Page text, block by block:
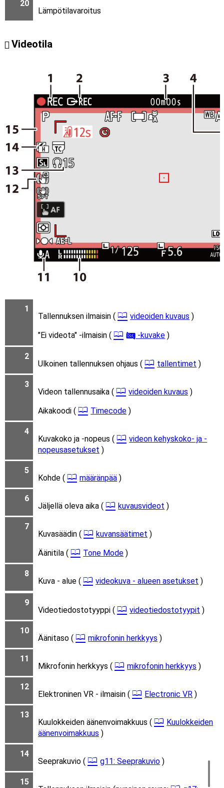
20
Lämpötilavaroitus
Videotila
1
Tallennuksen ilmaisin ( videoiden kuvaus )
"Ei videota" -ilmaisin (
0 -kuvake )
2
Ulkoinen tallennuksen ohjaus ( tallentimet )
3
Videon tallennusaika ( videoiden kuvaus )
Aikakoodi (
Timecode )
4
Kuvakoko ja -nopeus (
videon kehyskoko- ja -
nopeusasetukset )
5
Kohde ( määränpää )
6
Jäljellä oleva aika ( kuvausvideot )
7
Kuvasäädin ( kuvansäätimet )
Äänitila (
Tone Mode )
8
Kuva - alue ( videokuva - alueen asetukset )
9
Videotiedostotyyppi ( videotiedostotyypit )
10
Äänitaso ( mikrofonin herkkyys )
11
Mikrofonin herkkyys ( mikrofonin herkkyys )
12
Elektroninen VR - ilmaisin ( Electronic VR )
13
Kuulokkeiden äänenvoimakkuus (
Kuulokkeiden
äänenvoimakkuus )
14
Seeprakuvio ( g11: Seeprakuvio )
15